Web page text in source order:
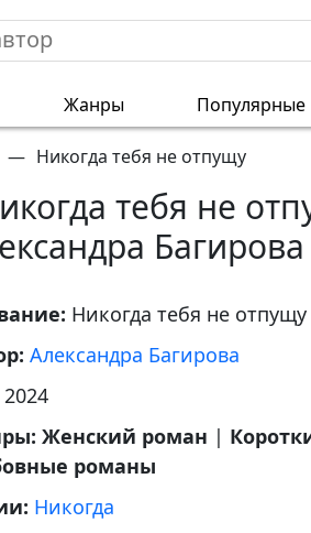
Жанры Популярные
— Никогда тебя не отпущу
тебя не
Багирова
Никогда тебя не отпущу
Александра Багирова
2024
Женский роман |
романы
Никогда